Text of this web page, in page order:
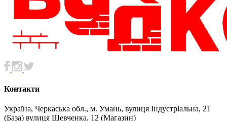
Контакти
Україна, Черкаська обл., м. Умань, вулиця Індустріальна, 21
(База) вулиця Шевченка, 12 (Магазин)